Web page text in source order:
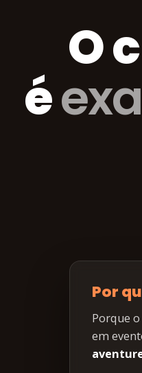
O
é
Por
Porque
em